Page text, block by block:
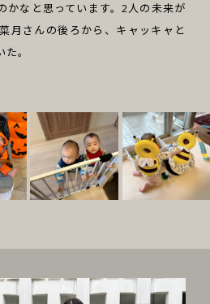
かなと思っています。2人の未来が
月さんの後ろから、キャッキャと
。